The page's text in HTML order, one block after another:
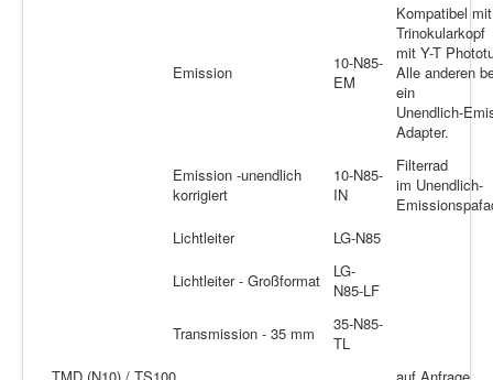
Emission
10-N85-
EM
Kompatibel mit
Trinokularkopf
mit Y-T
Alle anderen
ein
Unendlich-
Adapter.
Emission -unendlich
korrigiert
10-N85-
IN
Filterrad
im Unendlich-
Lichtleiter
LG-N85
Lichtleiter - Großformat
LG-
N85-LF
Transmission - 35 mm
35-N85-
TL
TMD (N10) / TS100
auf Anfrage